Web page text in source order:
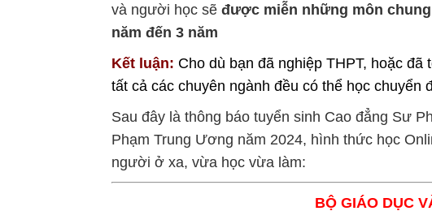
và người học sẽ được miễn những môn
năm đến 3 năm
Kết luận: Cho dù bạn đã nghiệp THPT, hoặc
tất cả các chuyên ngành đều có thể học chuyển
Sau đây là thông báo tuyển sinh Cao đẳng Sư
Phạm Trung Ương năm 2024, hình thức học
người ở xa, vừa học vừa làm:
BỘ GIÁO DỤC